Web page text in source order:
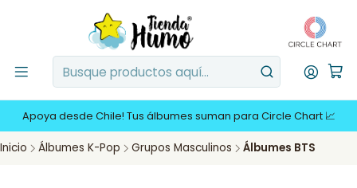
Apoya desde Chile! Tus álbumes suman para Circle Chart 📈
Inicio Álbumes K-Pop Grupos Masculinos Álbumes BTS